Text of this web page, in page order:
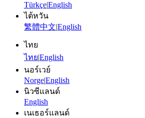
TürkçeEnglish
ไต้หวัน
繁體中文 English
ไทย
ไทย English
นอร์เวย์
NorgeEnglish
นิวซีแลนด์
English
เนเธอร์แลนด์